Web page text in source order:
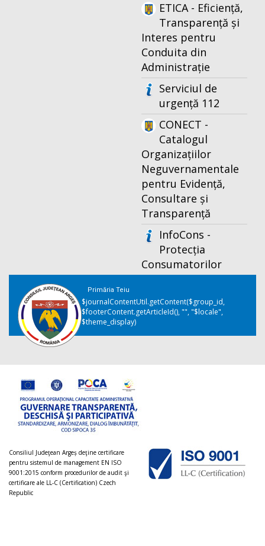
ETICA - Eficiență,
Transparență și
Interes pentru
Conduita din
Administrație
Serviciul de
urgență 112
CONECT -
Catalogul
Organizațiilor
Neguvernamentale
pentru Evidență,
Consultare și
Transparență
InfoCons -
Protecția
Consumatorilor
Primăria Teiu
$journalContentUtil.getContent($group_id,
$footerContent.getArticleId(), "", "$locale",
$theme_display)
Consiliul Judeţean Argeș deţine certificare
pentru sistemul de management EN ISO
9001:2015 conform procedurilor de audit şi
certificare ale LL-C (Certification) Czech
Republic